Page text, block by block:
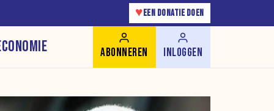
♥ EEN DONATIE DOEN
ABONNEREN INLOGGEN